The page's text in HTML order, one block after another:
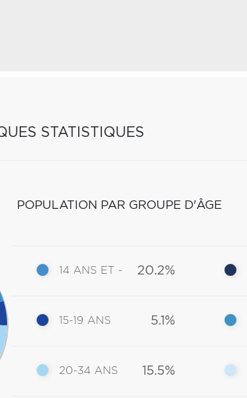
STATISTIQUES
POPULATION PAR GROUPE D'ÂGE
14 ANS ET - 20.2%
15-19 ANS 5.1%
20-34 ANS 15.5%